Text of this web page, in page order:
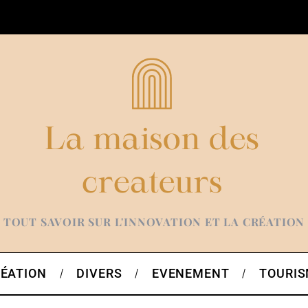
TOUT SAVOIR SUR L'INNOVATION ET LA CRÉATION
DIVERS EVENEMENT